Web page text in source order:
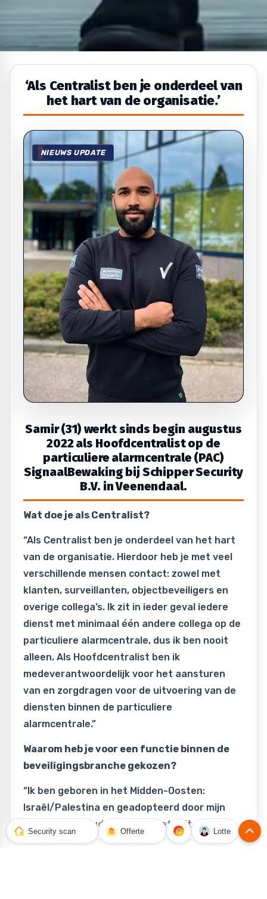
‘Als Centralist ben je onderdeel van
het hart van de organisatie.’
NIEUWS UPDATE
Samir (31) werkt sinds begin augustus
2022 als Hoofdcentralist op de
particuliere alarmcentrale (PAC)
SignaalBewaking bij Schipper Security
B.V. in Veenendaal.
Wat doe je als Centralist?
“Als Centralist ben je onderdeel van het hart
van de organisatie. Hierdoor heb je met veel
verschillende mensen contact: zowel met
klanten, surveillanten, objectbeveiligers en
overige collega’s. Ik zit in ieder geval iedere
dienst met minimaal één andere collega op de
particuliere alarmcentrale, dus ik ben nooit
alleen. Als Hoofdcentralist ben ik
medeverantwoordelijk voor het aansturen
van en zorgdragen voor de uitvoering van de
diensten binnen de particuliere
alarmcentrale.”
Waarom heb je voor een functie binnen de
beveiligingsbranche gekozen?
“Ik ben geboren in het Midden-Oosten:
Israël/Palestina en geadopteerd door mijn
Nederlandse ouders. Naast het feit dat het
land zelf van binnenuit gecompliceerd is wat
Security scan Offerte Lotte